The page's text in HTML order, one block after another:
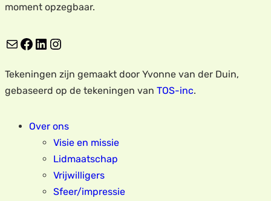
moment opzegbaar.
E-mail Facebook LinkedIn Instagram
Tekeningen zijn gemaakt door Yvonne van der Duin,
gebaseerd op de tekeningen van TOS-inc.
Over ons
Visie en missie
Lidmaatschap
Vrijwilligers
Sfeer/impressie